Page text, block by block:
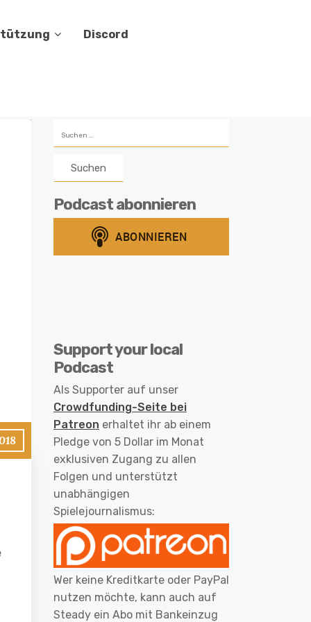
Discord
nach:
Podcast abonnieren
Support your local
Podcast
Als Supporter auf unser
Crowdfunding-Seite bei
Patreon erhaltet ihr ab einem
Pledge von 5 Dollar im Monat
exklusiven Zugang zu allen
Folgen und unterstützt
unabhängigen
Spielejournalismus:
Wer keine Kreditkarte oder PayPal
nutzen möchte, kann auch auf
Steady ein Abo mit Bankeinzug